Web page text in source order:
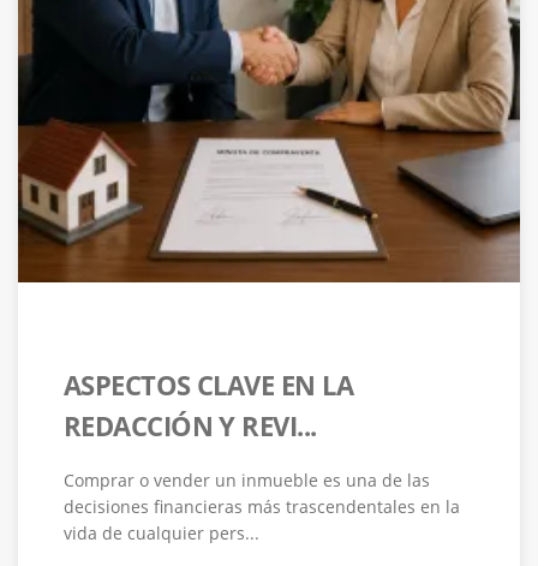
ASPECTOS CLAVE EN LA
REDACCIÓN Y REVI...
Comprar o vender un inmueble es una de las
decisiones financieras más trascendentales en la
vida de cualquier pers...